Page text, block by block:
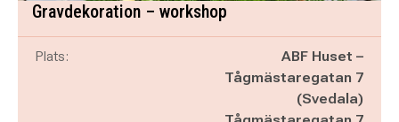
Gravdekoration – workshop
Plats:
ABF Huset –
Tågmästaregatan 7
(Svedala)